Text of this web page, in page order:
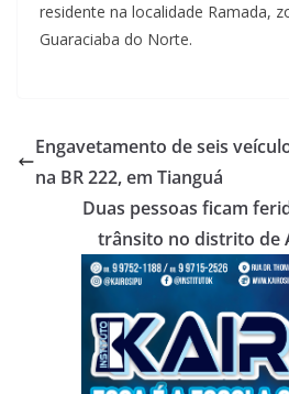
residente na localidade Ramada,
Guaraciaba do Norte.
Engavetamento de seis
na BR 222, em Tianguá
Duas pessoas ficam
trânsito no distrito de